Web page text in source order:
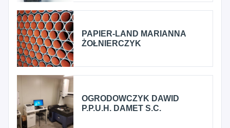
PAPIER-LAND MARIANNA
ŻOŁNIERCZYK
OGRODOWCZYK DAWID
P.P.U.H. DAMET S.C.